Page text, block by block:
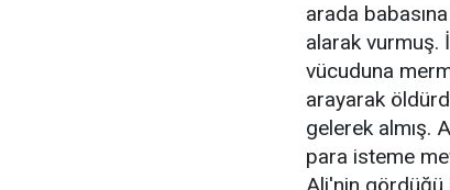
arada
alarak vurmuş.
vücuduna
arayarak
gelerek almış.
para isteme